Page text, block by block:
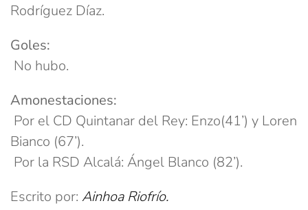
Rodríguez Díaz.
Goles:
No hubo.
Amonestaciones:
Por el CD Quintanar del Rey: Enzo(41’) y Loren
Bianco (67’).
Por la RSD Alcalá: Ángel Blanco (82’).
Escrito por: Ainhoa Riofrío.